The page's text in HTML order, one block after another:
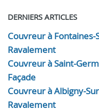
DERNIERS ARTICLES
Couvreur à
Ravalement
Couvreur à Saint-
Façade
Couvreur à Albigny-
Ravalement